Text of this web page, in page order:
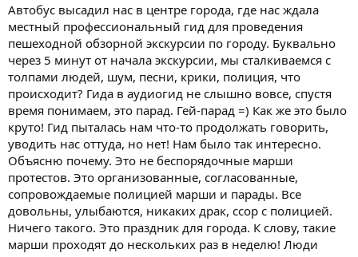
Автобус высадил нас в центре города, где нас ждала
местный профессиональный гид для проведения
пешеходной обзорной экскурсии по городу. Буквально
через 5 минут от начала экскурсии, мы сталкиваемся с
толпами людей, шум, песни, крики, полиция, что
происходит? Гида в аудиогид не слышно вовсе, спустя
время понимаем, это парад. Гей-парад =) Как же это было
круто! Гид пыталась нам что-то продолжать говорить,
уводить нас оттуда, но нет! Нам было так интересно.
Объясню почему. Это не беспорядочные марши
протестов. Это организованные, согласованные,
сопровождаемые полицией марши и парады. Все
довольны, улыбаются, никаких драк, ссор с полицией.
Ничего такого. Это праздник для города. К слову, такие
марши проходят до нескольких раз в неделю! Люди